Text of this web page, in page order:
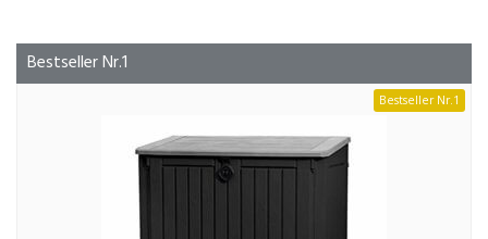
Bestseller Nr.1
Bestseller Nr.1